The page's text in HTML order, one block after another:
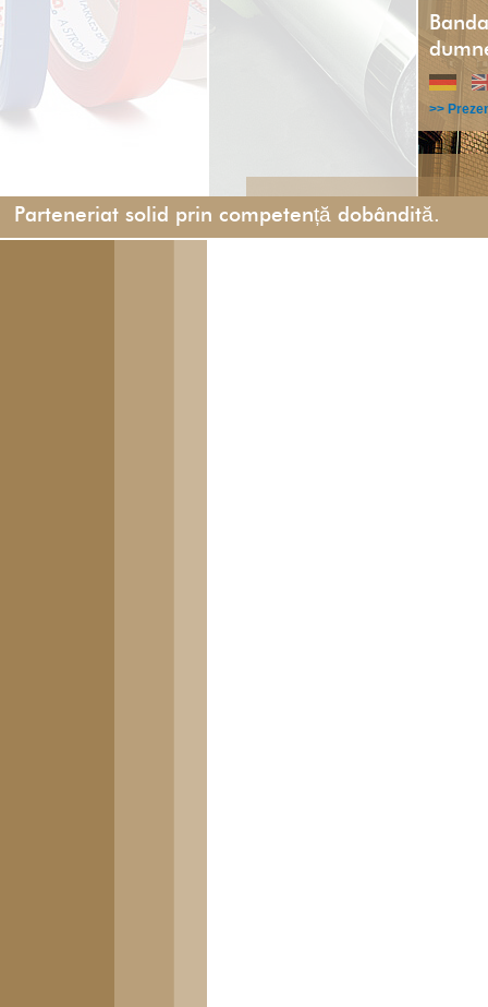
Parteneriat solid prin competență dobândită.
>>